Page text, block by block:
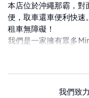
本店位於沖繩那霸，
便，取車還車便利快速
租車無障礙！
我們是一家擁有眾多
的車款與駕駛體驗，
我們致